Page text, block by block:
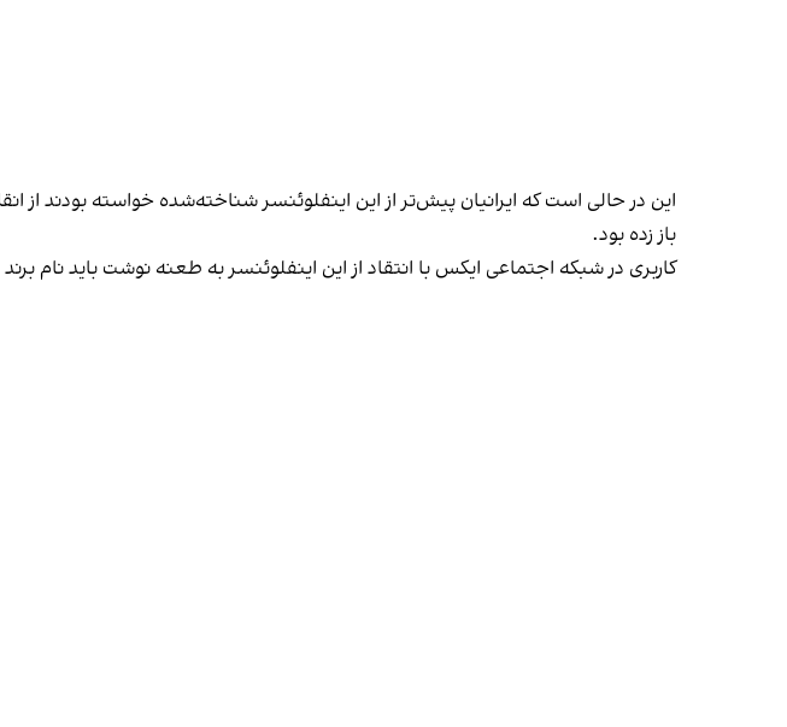
این در حالی است که ایرانیان پیش‌تر از این اینفلوئنسر شناخته‌شده خواسته بودند
باز زده بود.
کاربری در شبکه اجتماعی ایکس با انتقاد از این اینفلوئنسر به طعنه نوشت باید نام برند